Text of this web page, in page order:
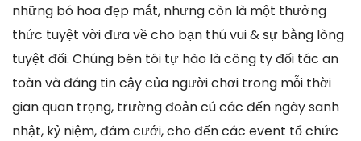
những bó hoa đẹp mắt, nhưng còn là một thưởng
thức tuyệt vời đưa về cho bạn thú vui & sự bằng lòng
tuyệt đối. Chúng bên tôi tự hào là công ty đối tác an
toàn và đáng tin cậy của người chơi trong mỗi thời
gian quan trọng, trường đoản cú các đến ngày sanh
nhật, kỷ niệm, đám cưới, cho đến các event tổ chức